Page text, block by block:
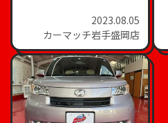
2023.08.05
カーマッチ岩手盛岡店